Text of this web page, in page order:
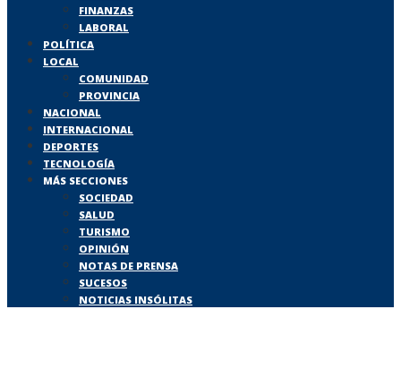
FINANZAS
LABORAL
POLÍTICA
LOCAL
COMUNIDAD
PROVINCIA
NACIONAL
INTERNACIONAL
DEPORTES
TECNOLOGÍA
MÁS SECCIONES
SOCIEDAD
SALUD
TURISMO
OPINIÓN
NOTAS DE PRENSA
SUCESOS
NOTICIAS INSÓLITAS